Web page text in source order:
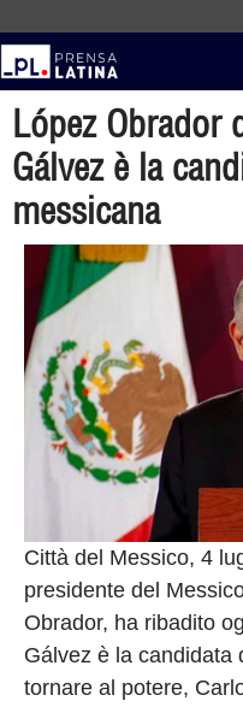
López Obrador
Gálvez è la
messicana
Città del Messico, 4
presidente del
Obrador, ha ribadito
Gálvez è la candidata
tornare al potere,